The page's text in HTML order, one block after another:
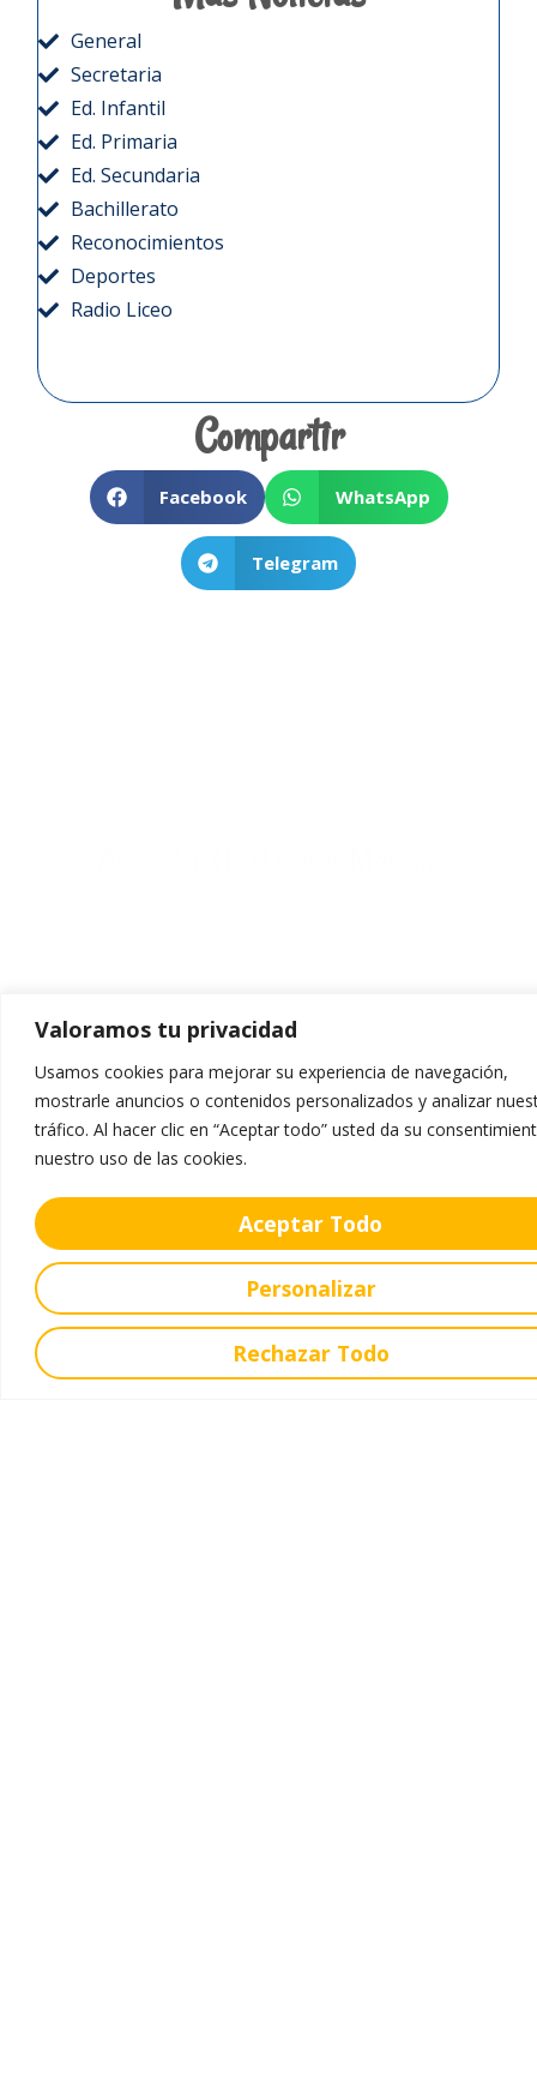
Valoramos tu privacidad
Usamos cookies para mejorar su experiencia de navegación,
mostrarle anuncios o contenidos personalizados y analizar
tráfico. Al hacer clic en “Aceptar todo” usted da su
nuestro uso de las cookies.
Personalizar
Rechazar Todo
Aceptar Todo
General
Secretaria
Ed. Infantil
Ed. Primaria
Ed. Secundaria
Bachillerato
Reconocimientos
Deportes
Radio Liceo
Compartir
Facebook WhatsApp
Telegram
incorpora propuestas de innovación gracias a las posibilidades
que ofrece el mundo digital
Servicios
Uniforme
Oferta Educativa